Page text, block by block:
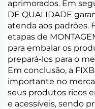
aprimorados. Em
DE QUALIDADE
atenda aos padrões.
etapas de
para embalar os
prepará-los para o
Em conclusão, a
importante no
seus produtos ricos
e acessíveis, sendo